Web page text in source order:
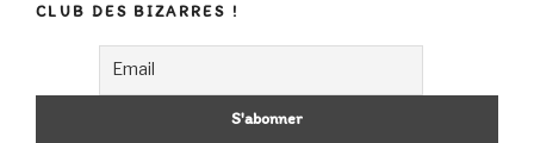
CLUB DES BIZARRES !